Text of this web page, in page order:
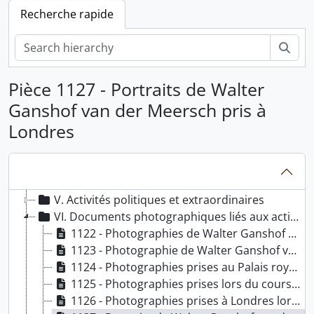
Recherche rapide
Pièce 1127 - Portraits de Walter
Ganshof van der Meersch pris à
Londres
PP 180 - Archives de Ganshof van der Meersch, Walter
I. Documents privés
II. Carrière militaire
V. Activités politiques et extraordinaires
VI. Documents photographiques liés aux activités universitaires, académiques et judiciaires
1122 - Photographies de Walter Ganshof van der Meersch lors de la commémoration du 1er anniversaire de la mort du Roi Albert
1123 - Photographie de Walter Ganshof van der Meersch dans le cortège organisé lors de la mort du Roi Albert 1er
1124 - Photographies prises au Palais royal le 21 juillet 1939
1125 - Photographies prises lors du cours de droit public de l’Université Libre de Bruxelles
1126 - Photographies prises à Londres lors d’un dîner donné par le ministre de la justice pour les belges qui se sont sauvés de Belgique